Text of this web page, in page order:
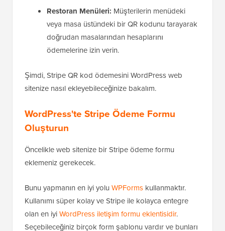
Restoran Menüleri: Müşterilerin menüdeki
veya masa üstündeki bir QR kodunu tarayarak
doğrudan masalarından hesaplarını
ödemelerine izin verin.
Şimdi, Stripe QR kod ödemesini WordPress web
sitenize nasıl ekleyebileceğinize bakalım.
WordPress'te Stripe Ödeme Formu
Oluşturun
Öncelikle web sitenize bir Stripe ödeme formu
eklemeniz gerekecek.
Bunu yapmanın en iyi yolu WPForms kullanmaktır.
Kullanımı süper kolay ve Stripe ile kolayca entegre
olan en iyiWordPress iletişim formu eklentisidir.
Seçebileceğiniz birçok form şablonu vardır ve bunları